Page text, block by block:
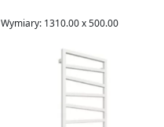
Wymiary: 1310.00 x 500.00